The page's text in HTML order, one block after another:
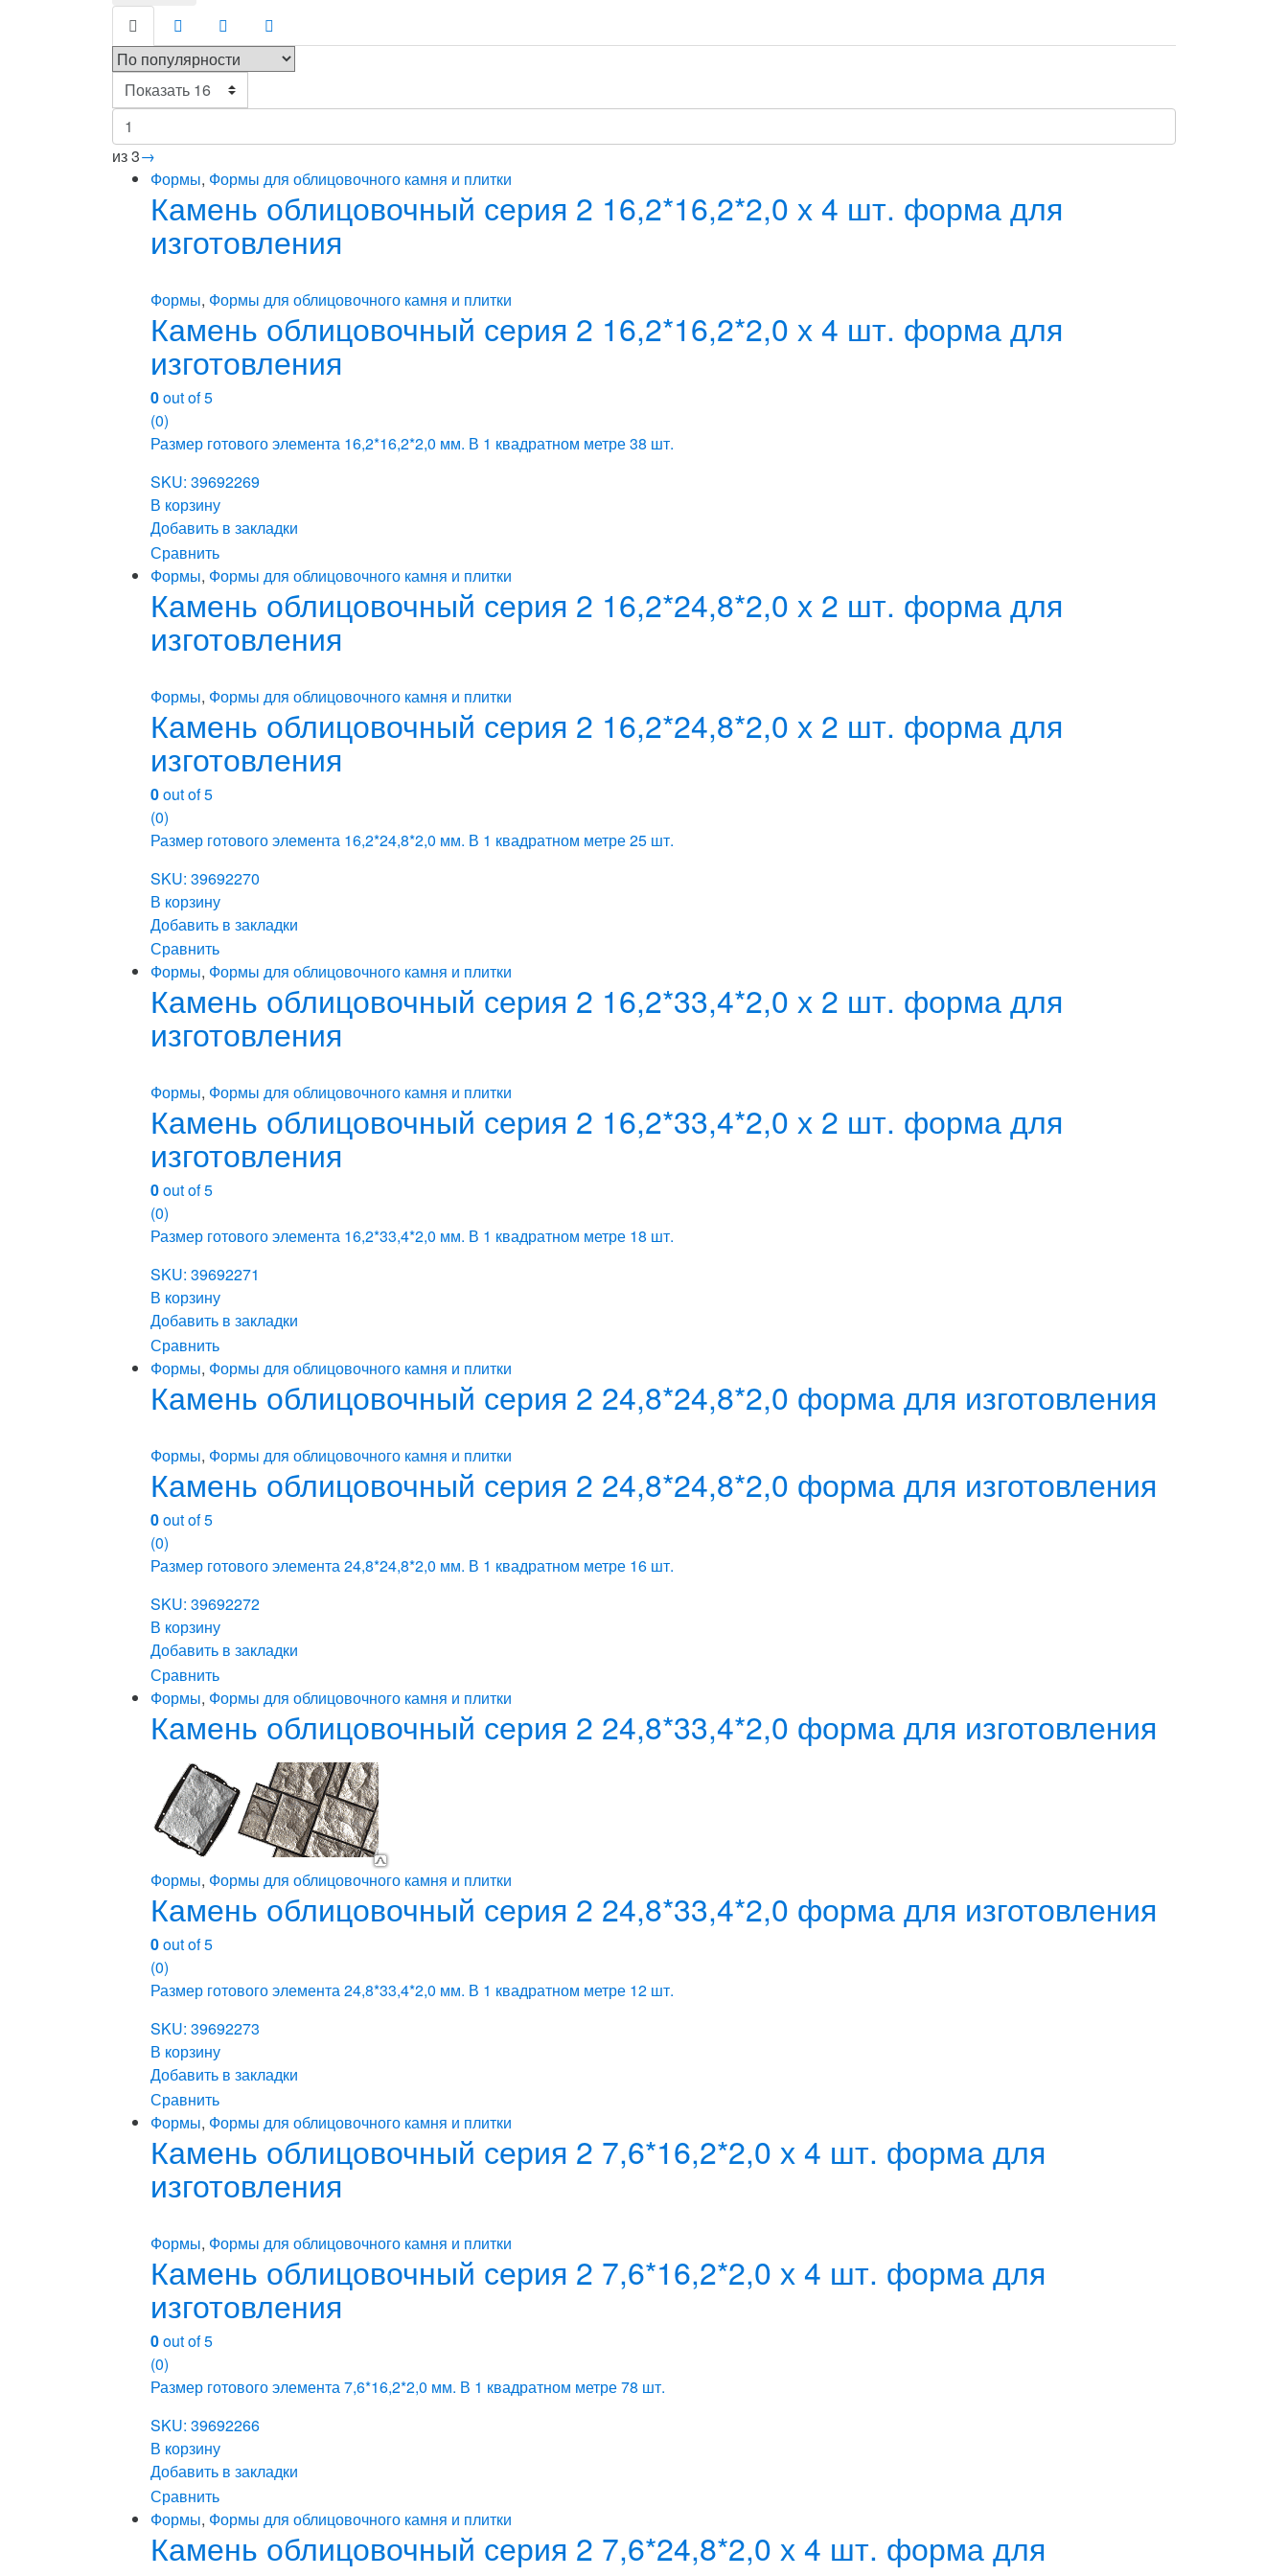
из 3→
Формы, Формы для облицовочного камня и плитки
Камень облицовочный серия 2 16,2*16,2*2,0 х 4 шт. форма для
изготовления
Формы, Формы для облицовочного камня и плитки
Камень облицовочный серия 2 16,2*16,2*2,0 х 4 шт. форма для
изготовления
0out of 5
(0)
Размер готового элемента 16,2*16,2*2,0 мм. В 1 квадратном метре 38 шт.
SKU: 39692269
В корзину
Добавить в закладки
Сравнить
Формы, Формы для облицовочного камня и плитки
Камень облицовочный серия 2 16,2*24,8*2,0 х 2 шт. форма для
изготовления
Формы, Формы для облицовочного камня и плитки
Камень облицовочный серия 2 16,2*24,8*2,0 х 2 шт. форма для
изготовления
0out of 5
(0)
Размер готового элемента 16,2*24,8*2,0 мм. В 1 квадратном метре 25 шт.
SKU: 39692270
В корзину
Добавить в закладки
Сравнить
Формы, Формы для облицовочного камня и плитки
Камень облицовочный серия 2 16,2*33,4*2,0 х 2 шт. форма для
изготовления
Формы, Формы для облицовочного камня и плитки
Камень облицовочный серия 2 16,2*33,4*2,0 х 2 шт. форма для
изготовления
0out of 5
(0)
Размер готового элемента 16,2*33,4*2,0 мм. В 1 квадратном метре 18 шт.
SKU: 39692271
В корзину
Добавить в закладки
Сравнить
Формы, Формы для облицовочного камня и плитки
Камень облицовочный серия 2 24,8*24,8*2,0 форма для изготовления
Формы, Формы для облицовочного камня и плитки
Камень облицовочный серия 2 24,8*24,8*2,0 форма для изготовления
0out of 5
(0)
Размер готового элемента 24,8*24,8*2,0 мм. В 1 квадратном метре 16 шт.
SKU: 39692272
В корзину
Добавить в закладки
Сравнить
Формы, Формы для облицовочного камня и плитки
Камень облицовочный серия 2 24,8*33,4*2,0 форма для изготовления
Формы, Формы для облицовочного камня и плитки
Камень облицовочный серия 2 24,8*33,4*2,0 форма для изготовления
0out of 5
(0)
Размер готового элемента 24,8*33,4*2,0 мм. В 1 квадратном метре 12 шт.
SKU: 39692273
В корзину
Добавить в закладки
Сравнить
Формы, Формы для облицовочного камня и плитки
Камень облицовочный серия 2 7,6*16,2*2,0 х 4 шт. форма для
изготовления
Формы, Формы для облицовочного камня и плитки
Камень облицовочный серия 2 7,6*16,2*2,0 х 4 шт. форма для
изготовления
0out of 5
(0)
Размер готового элемента 7,6*16,2*2,0 мм. В 1 квадратном метре 78 шт.
SKU: 39692266
В корзину
Добавить в закладки
Сравнить
Формы, Формы для облицовочного камня и плитки
Камень облицовочный серия 2 7,6*24,8*2,0 х 4 шт. форма для